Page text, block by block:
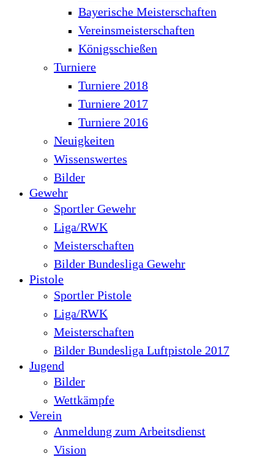
Bayerische Meisterschaften
Vereinsmeisterschaften
Königsschießen
Turniere
Turniere 2018
Turniere 2017
Turniere 2016
Neuigkeiten
Wissenswertes
Bilder
Gewehr
Sportler Gewehr
Liga/RWK
Meisterschaften
Bilder Bundesliga Gewehr
Pistole
Sportler Pistole
Liga/RWK
Meisterschaften
Bilder Bundesliga Luftpistole 2017
Jugend
Bilder
Wettkämpfe
Verein
Anmeldung zum Arbeitsdienst
Vision